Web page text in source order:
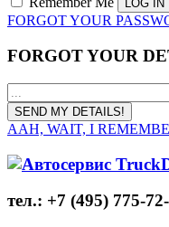
FORGOT YOUR
FORGOT YOUR
AAH, WAIT, I
тел.: +7 (495) 775-